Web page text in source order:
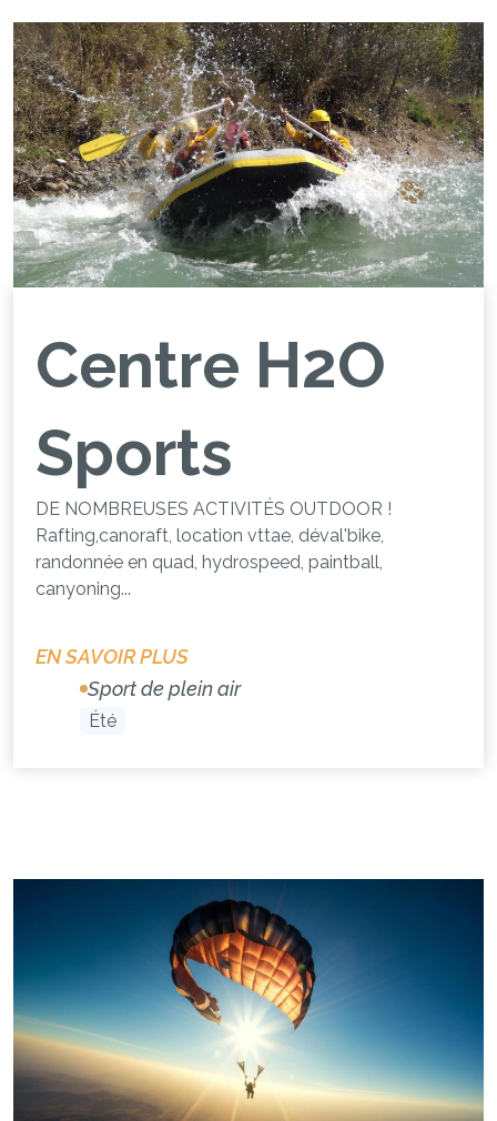
Centre H2O
Sports
DE NOMBREUSES ACTIVITÉS OUTDOOR !
Rafting,canoraft, location vttae, déval'bike,
randonnée en quad, hydrospeed, paintball,
canyoning...
EN SAVOIR PLUS
Sport de plein air
Été